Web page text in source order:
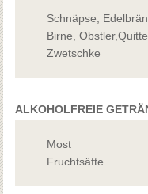
Schnäpse,
Birne,
Zwetschke
ALKOHOLFREIE
Most
Fruchtsäfte